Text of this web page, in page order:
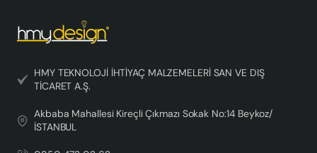
HMY TEKNOLOJİ İHTİYAÇ MALZEMELERİ SAN VE DIŞ
TİCARET A.Ş.
Akbaba Mahallesi Kireçli Çıkmazı Sokak No:14 Beykoz/
İSTANBUL